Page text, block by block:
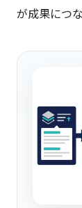
が成果につ